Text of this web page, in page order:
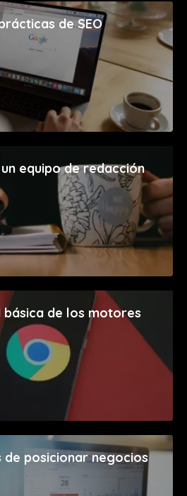
de SEO
equipo de redacción
de los motores
de posicionar negocios